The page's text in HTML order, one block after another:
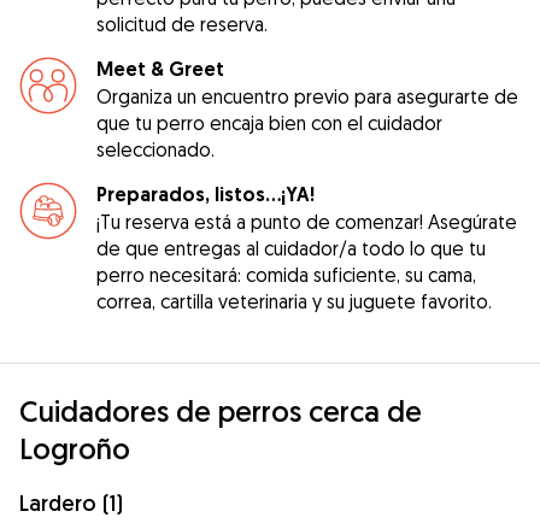
solicitud de reserva.
Meet & Greet
Organiza un encuentro previo para asegurarte de
que tu perro encaja bien con el cuidador
seleccionado.
Preparados, listos...¡YA!
¡Tu reserva está a punto de comenzar! Asegúrate
de que entregas al cuidador/a todo lo que tu
perro necesitará: comida suficiente, su cama,
correa, cartilla veterinaria y su juguete favorito.
Cuidadores de perros cerca de
Logroño
Lardero (1)